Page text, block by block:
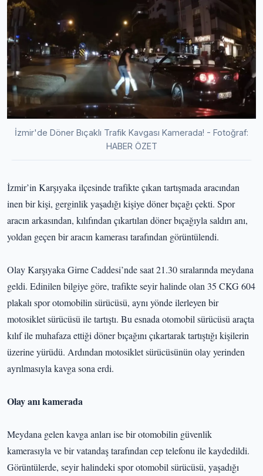
İzmir'de Döner Bıçaklı Trafik Kavgası Kamerada! - Fotoğraf:
HABER ÖZET
İzmir’in Karşıyaka ilçesinde trafikte çıkan tartışmada aracından
inen bir kişi, gerginlik yaşadığı kişiye döner bıçağı çekti. Spor
aracın arkasından, kılıfından çıkartılan döner bıçağıyla saldırı anı,
yoldan geçen bir aracın kamerası tarafından görüntülendi.
Olay Karşıyaka Girne Caddesi’nde saat 21.30 sıralarında meydana
geldi. Edinilen bilgiye göre, trafikte seyir halinde olan 35 CKG 604
plakalı spor otomobilin sürücüsü, aynı yönde ilerleyen bir
motosiklet sürücüsü ile tartıştı. Bu esnada otomobil sürücüsü araçta
kılıf ile muhafaza ettiği döner bıçağını çıkartarak tartıştığı kişilerin
üzerine yürüdü. Ardından motosiklet sürücüsünün olay yerinden
ayrılmasıyla kavga sona erdi.
Olay anı kamerada
Meydana gelen kavga anları ise bir otomobilin güvenlik
kamerasıyla ve bir vatandaş tarafından cep telefonu ile kaydedildi.
Görüntülerde, seyir halindeki spor otomobil sürücüsü, yaşadığı